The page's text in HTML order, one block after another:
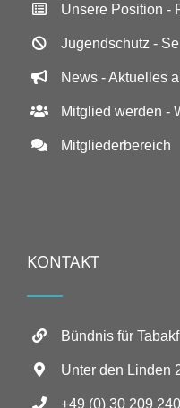
Unsere Position -
Jugendschutz -
News - Aktuelles
Mitglied werden -
Mitgliederbereich
KONTAKT
Bündnis für
Unter den Linden
+49 (0) 30 209